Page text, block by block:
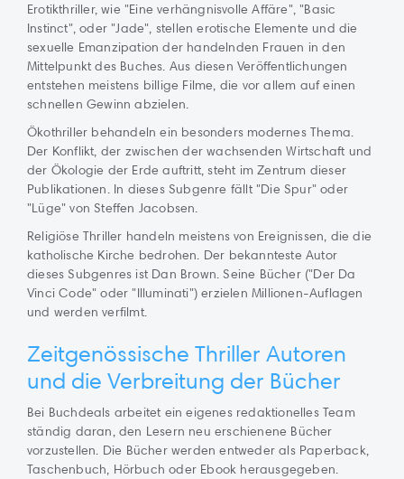
Erotikthriller, wie "Eine verhängnisvolle Affäre", "Basic
Instinct", oder "Jade", stellen erotische Elemente und die
sexuelle Emanzipation der handelnden Frauen in den
Mittelpunkt des Buches. Aus diesen Veröffentlichungen
entstehen meistens billige Filme, die vor allem auf einen
schnellen Gewinn abzielen.
Ökothriller behandeln ein besonders modernes Thema.
Der Konflikt, der zwischen der wachsenden Wirtschaft und
der Ökologie der Erde auftritt, steht im Zentrum dieser
Publikationen. In dieses Subgenre fällt "Die Spur" oder
"Lüge" von Steffen Jacobsen.
Religiöse Thriller handeln meistens von Ereignissen, die die
katholische Kirche bedrohen. Der bekannteste Autor
dieses Subgenres ist Dan Brown. Seine Bücher ("Der Da
Vinci Code" oder "Illuminati") erzielen Millionen-Auflagen
und werden verfilmt.
Zeitgenössische Thriller Autoren
und die Verbreitung der Bücher
Bei Buchdeals arbeitet ein eigenes redaktionelles Team
ständig daran, den Lesern neu erschienene Bücher
vorzustellen. Die Bücher werden entweder als Paperback,
Taschenbuch, Hörbuch oder Ebook herausgegeben.